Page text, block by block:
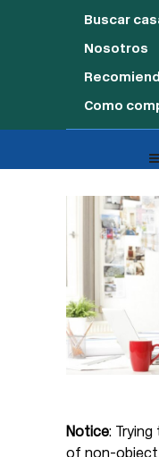
Buscar
Nosotros
Como
Notice:
of non-object